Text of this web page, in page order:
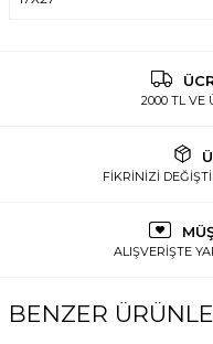
2000 TL VE
FİKRİNİZİ
ALIŞVERİŞTE
BENZER